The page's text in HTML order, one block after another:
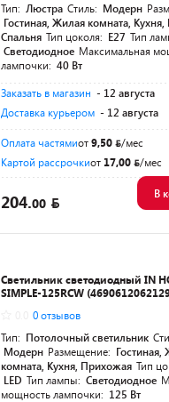
Тип: Люстра Стиль: Модерн
Гостиная, Жилая комната,
Спальня Тип цоколя: E27 Тип
Светодиодное Максимальная
лампочки: 40 Вт
Заказать в магазин - 12 августа
Доставка курьером - 12 августа
Оплата частямиот9,50
/мес
Картой рассрочкиот 17,00 /мес
204.00
В
Светильник светодиодный IN
SIMPLE-125RCW
0 отзывов
Тип: Потолочный светильник
Модерн Размещение: Гостиная,
комната, Кухня, Прихожая Тип
LED Тип лампы: Светодиодное
мощность лампочки: 125 Вт